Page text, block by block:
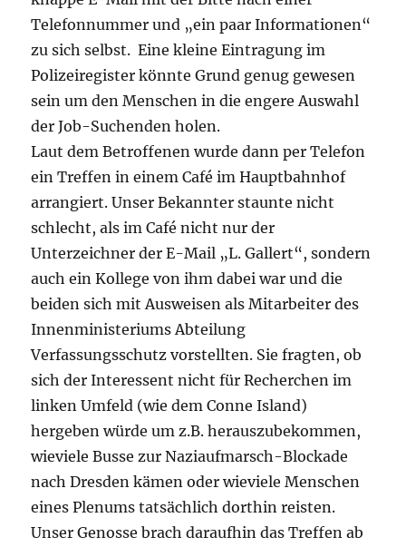
Telefonnummer und „ein paar Informationen“
zu sich selbst. Eine kleine Eintragung im
Polizeiregister könnte Grund genug gewesen
sein um den Menschen in die engere Auswahl
der Job-Suchenden holen.
Laut dem Betroffenen wurde dann per Telefon
ein Treffen in einem Café im Hauptbahnhof
arrangiert. Unser Bekannter staunte nicht
schlecht, als im Café nicht nur der
Unterzeichner der E-Mail „L. Gallert“, sondern
auch ein Kollege von ihm dabei war und die
beiden sich mit Ausweisen als Mitarbeiter des
Innenministeriums Abteilung
Verfassungsschutz vorstellten. Sie fragten, ob
sich der Interessent nicht für Recherchen im
linken Umfeld (wie dem Conne Island)
hergeben würde um z.B. herauszubekommen,
wieviele Busse zur Naziaufmarsch-Blockade
nach Dresden kämen oder wieviele Menschen
eines Plenums tatsächlich dorthin reisten.
Unser Genosse brach daraufhin das Treffen ab